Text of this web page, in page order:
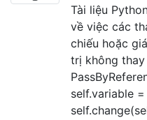
Tài liệu
về việc các
chiếu hoặc
trị không
self.variable